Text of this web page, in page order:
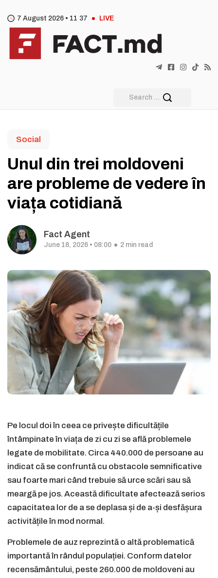
7 August 2026 • 11 37 LIVE
Social
Unul din trei moldoveni
are probleme de vedere în
viața cotidiană
Fact Agent
June 18, 2026 • 08:00 2 min read
Pe locul doi în ceea ce privește dificultățile
întâmpinate în viața de zi cu zi se află problemele
legate de mobilitate. Circa 440.000 de persoane au
indicat că se confruntă cu obstacole semnificative
sau foarte mari când trebuie să urce scări sau să
meargă pe jos. Această dificultate afectează serios
capacitatea lor de a se deplasa și de a-și desfășura
activitățile în mod normal.
Problemele de auz reprezintă o altă problematică
importantă în rândul populației. Conform datelor
recensământului, peste 260.000 de moldoveni au